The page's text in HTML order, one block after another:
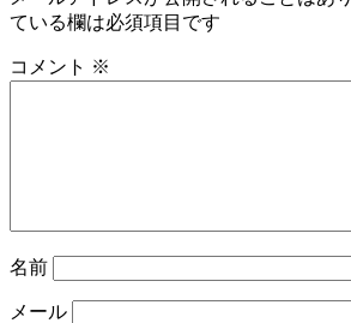
ゲ
シ
ている欄は必須項目です
コメント ※
名前
メール